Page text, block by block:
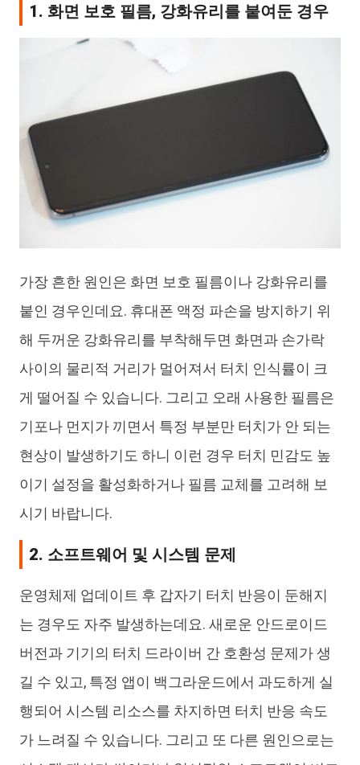
1. 화면 보호 필름, 강화유리를 붙여둔 경우
가장 흔한 원인은 화면 보호 필름이나 강화유리를
붙인 경우인데요. 휴대폰 액정 파손을 방지하기 위
해 두꺼운 강화유리를 부착해두면 화면과 손가락
사이의 물리적 거리가 멀어져서 터치 인식률이 크
게 떨어질 수 있습니다. 그리고 오래 사용한 필름은
기포나 먼지가 끼면서 특정 부분만 터치가 안 되는
현상이 발생하기도 하니 이런 경우 터치 민감도 높
이기 설정을 활성화하거나 필름 교체를 고려해 보
시기 바랍니다.
2. 소프트웨어 및 시스템 문제
운영체제 업데이트 후 갑자기 터치 반응이 둔해지
는 경우도 자주 발생하는데요. 새로운 안드로이드
버전과 기기의 터치 드라이버 간 호환성 문제가 생
길 수 있고, 특정 앱이 백그라운드에서 과도하게 실
행되어 시스템 리소스를 차지하면 터치 반응 속도
가 느려질 수 있습니다. 그리고 또 다른 원인으로는